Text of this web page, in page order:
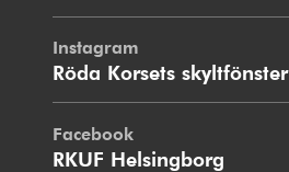
Instagram
Röda Korsets skyltfönster
Facebook
RKUF Helsingborg